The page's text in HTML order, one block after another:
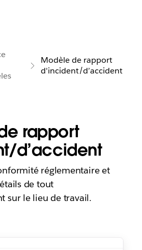
Modèle de rapport
d'incident/d’accident
rapport
d’accident
réglementaire et
de tout
sur le lieu de travail.